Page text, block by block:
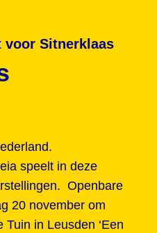
voor Sitnerklaas
speelt in deze
Openbare
20 november om
in Leusden ‘Een